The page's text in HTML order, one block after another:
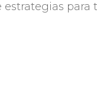
para